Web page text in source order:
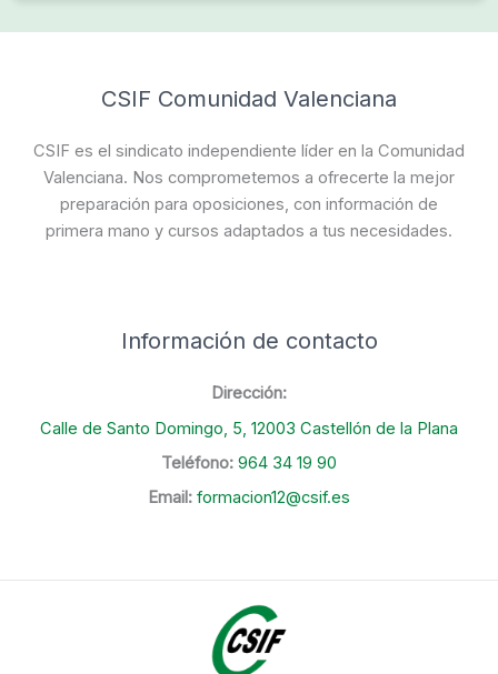
CSIF Comunidad Valenciana
CSIF es el sindicato independiente líder en la Comunidad
Valenciana. Nos comprometemos a ofrecerte la mejor
preparación para oposiciones, con información de
primera mano y cursos adaptados a tus necesidades.
Información de contacto
Dirección:
Calle de Santo Domingo, 5, 12003 Castellón de la Plana
Teléfono: 964 34 19 90
Email: formacion12@csif.es